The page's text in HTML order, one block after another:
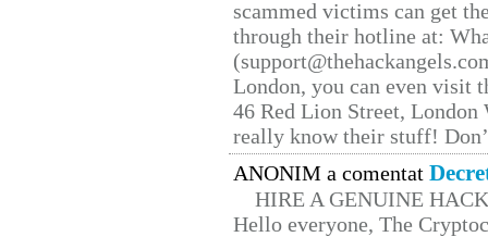
scammed victims can get
through their hotline at:
London, you can even visit
46 Red Lion Street, London
really know their stuff!
ANONIM a comentat
HIRE A GENUINE
Hello everyone, The